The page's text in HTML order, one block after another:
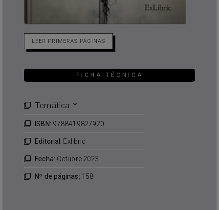
LEER PRIMERAS PÁGINAS
FICHA TÉCNICA
Temática: *
ISBN: 9788419827920
Editorial: Exlibric
Fecha: Octubre 2023
Nº de páginas: 158